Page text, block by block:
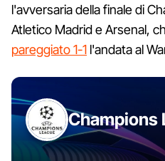
l'avversaria della finale di
Atletico Madrid e Arsenal,
pareggiato 1-1 l'andata al
Champions